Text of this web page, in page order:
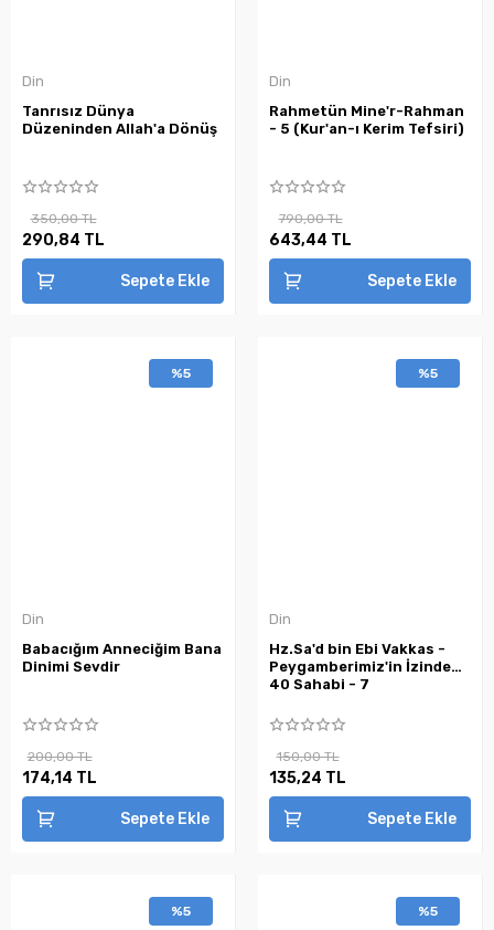
Din
Tanrısız Dünya
Düzeninden Allah'a Dönüş
350,00 TL
290,84 TL
Sepete Ekle
Din
Rahmetün Mine'r-Rahman
- 5 (Kur'an-ı Kerim Tefsiri)
790,00 TL
643,44 TL
Sepete Ekle
%5
Din
Babacığım Anneciğim Bana
Dinimi Sevdir
200,00 TL
174,14 TL
Sepete Ekle
%5
Din
Hz.Sa'd bin Ebi Vakkas -
Peygamberimiz'in İzinde
40 Sahabi - 7
150,00 TL
135,24 TL
Sepete Ekle
%5 %5